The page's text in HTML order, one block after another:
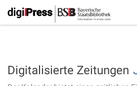
Digitalisierte Zeitungen